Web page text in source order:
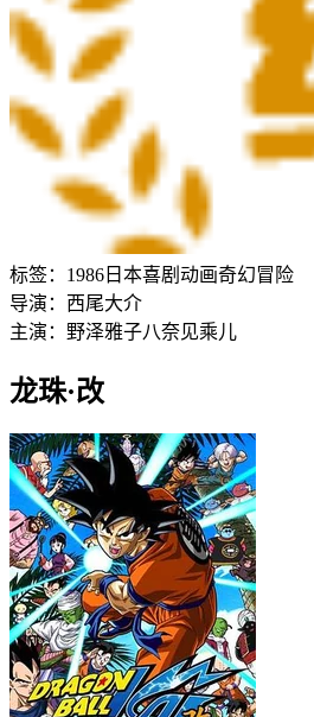
标签： 1986 日本喜剧 动画奇幻冒险
导演： 西尾大介
主演： 野泽雅子八奈见乘儿
龙珠·改